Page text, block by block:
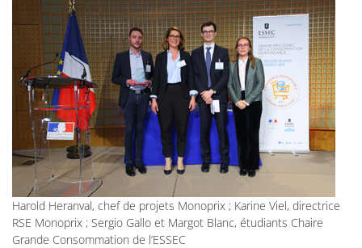
Harold Heranval, chef de projets Monoprix ; Karine Viel, directrice
RSE Monoprix ; Sergio Gallo et Margot Blanc, étudiants Chaire
Grande Consommation de l’ESSEC